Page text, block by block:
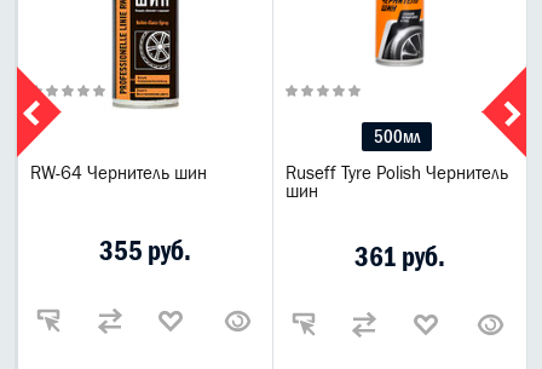
RW-64 Чернитель шин
355 руб.
500мл
Ruseff Tyre Polish Чернитель
шин
361 руб.